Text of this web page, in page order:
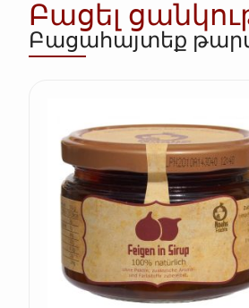
Բացել
Բացահայտեք